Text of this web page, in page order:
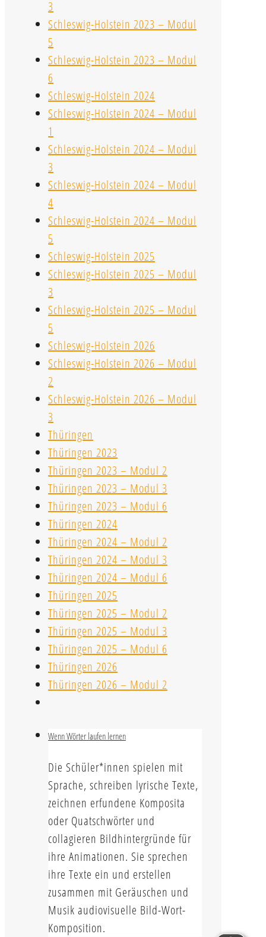
3
Schleswig-Holstein 2023 – Modul
5
Schleswig-Holstein 2023 – Modul
6
Schleswig-Holstein 2024
Schleswig-Holstein 2024 – Modul
1
Schleswig-Holstein 2024 – Modul
3
Schleswig-Holstein 2024 – Modul
4
Schleswig-Holstein 2024 – Modul
5
Schleswig-Holstein 2025
Schleswig-Holstein 2025 – Modul
3
Schleswig-Holstein 2025 – Modul
5
Schleswig-Holstein 2026
Schleswig-Holstein 2026 – Modul
2
Schleswig-Holstein 2026 – Modul
3
Thüringen
Thüringen 2023
Thüringen 2023 – Modul 2
Thüringen 2023 – Modul 3
Thüringen 2023 – Modul 6
Thüringen 2024
Thüringen 2024 – Modul 2
Thüringen 2024 – Modul 3
Thüringen 2024 – Modul 6
Thüringen 2025
Thüringen 2025 – Modul 2
Thüringen 2025 – Modul 3
Thüringen 2025 – Modul 6
Thüringen 2026
Thüringen 2026 – Modul 2
Wenn Wörter laufen lernen
Die Schüler*innen spielen mit
Sprache, schreiben lyrische Texte,
zeichnen erfundene Komposita
oder Quatschwörter und
collagieren Bildhintergründe für
ihre Animationen. Sie sprechen
ihre Texte ein und erstellen
zusammen mit Geräuschen und
Musik audiovisuelle Bild-Wort-
Komposition.